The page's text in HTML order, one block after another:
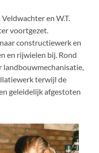
en W.T.
voortgezet.
constructiewerk en
en rijwielen bij. Rond
landbouwmechanisatie,
terwijl de
geleidelijk afgestoten